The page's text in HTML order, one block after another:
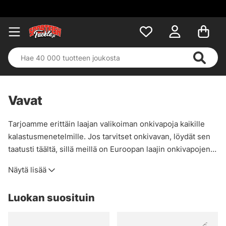
Vavat
Tarjoamme erittäin laajan valikoiman onkivapoja kaikille
kalastusmenetelmille. Jos tarvitset onkivavan, löydät sen
taatusti täältä, sillä meillä on Euroopan laajin onkivapojen
Näytä lisää
Luokan suosituin